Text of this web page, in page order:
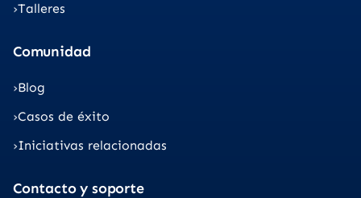
Talleres
Comunidad
Blog
Casos de éxito
Iniciativas relacionadas
Contacto y soporte